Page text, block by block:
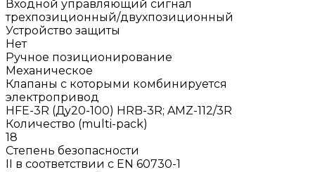
Входной управляющий сигнал
трехпозиционный/двухпозиционный
Устройство защиты
Нет
Ручное позиционирование
Механическое
Клапаны с которыми комбинируется
электропривод
HFE-3R (Ду20-100) HRB-3R; AMZ-112/3R
Количество (multi-pack)
18
Степень безопасности
II в соответствии с EN 60730-1